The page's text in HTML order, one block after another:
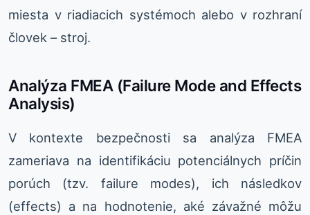
miesta v riadiacich systémoch alebo v rozhraní
človek – stroj.
Analýza FMEA (Failure Mode and Effects
Analysis)
V kontexte bezpečnosti sa analýza FMEA
zameriava na identifikáciu potenciálnych príčin
porúch (tzv. failure modes), ich následkov
(effects) a na hodnotenie, aké závažné môžu